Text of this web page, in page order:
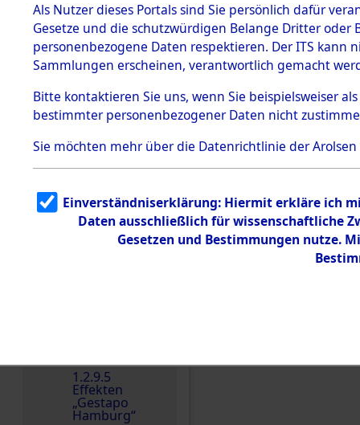
Effekten
1.2.9.1
Effekten aus
dem KZ
Dachau
1.2.9.2
Effekten aus
dem KZ
Bayerisches
1.2.9.3
Effekten aus
dem KZ
Neuengamm
1.2.9.5
Effekten
„Gestapo
Hamburg“
Einen Kommentar
Als Nutzer dieses Portals sind Sie persönlich dafür
Gesetze und die schutzwürdigen Belange Dritter
personenbezogene Daten respektieren. Der ITS
Sammlungen erscheinen, verantwortlich gemacht
Bitte kontaktieren Sie uns, wenn Sie beispielsweiser
bestimmter personenbezogener Daten nicht
Sie möchten mehr über die Datenrichtlinie der Arolsen
Einverständniserklärung: Hiermit erkläre ich
Daten ausschließlich für wissenschaftliche
Gesetzen und Bestimmungen nutze.